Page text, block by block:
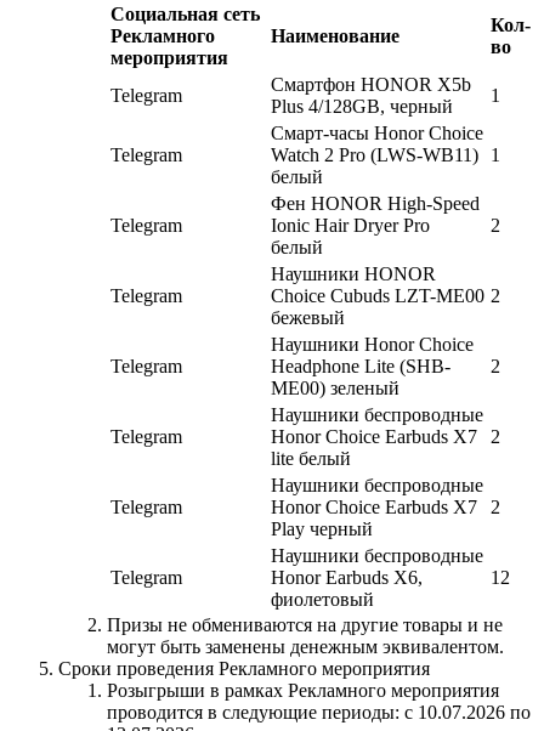
Социальная сеть
Рекламного
мероприятия
Наименование
Кол-
во
Telegram
Смартфон HONOR X5b
Plus 4/128GB, черный
1
Telegram
Смарт-часы Honor Choice
Watch 2 Pro (LWS-WB11)
белый
1
Telegram
Фен HONOR High-Speed
Ionic Hair Dryer Pro
белый
2
Telegram
Наушники HONOR
Choice Cubuds LZT-ME00
бежевый
2
Telegram
Наушники Honor Choice
Headphone Lite (SHB-
ME00) зеленый
2
Telegram
Наушники беспроводные
Honor Choice Earbuds X7
lite белый
2
Telegram
Наушники беспроводные
Honor Choice Earbuds X7
Play черный
2
Telegram
Наушники беспроводные
Honor Earbuds X6,
фиолетовый
12
Призы не обмениваются на другие товары и не
могут быть заменены денежным эквивалентом.
Сроки проведения Рекламного мероприятия
Розыгрыши в рамках Рекламного мероприятия
проводится в следующие периоды: с 10.07.2026 по